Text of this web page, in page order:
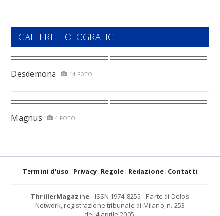
GALLERIE FOTOGRAFICHE
Desdemona 14 FOTO
Magnus 4 FOTO
Termini d'uso Privacy Regole Redazione Contatti
ThrillerMagazine- ISSN 1974-8256 - Parte di Delos
Network, registrazione tribunale di Milano, n. 253
del 4 aprile 2005.